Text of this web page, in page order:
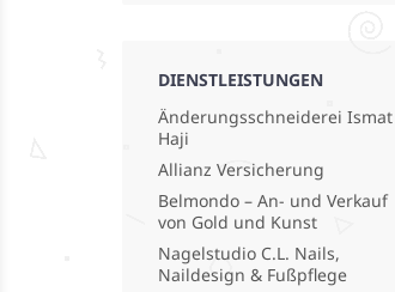
DIENSTLEISTUNGEN
Änderungsschneiderei Ismat
Haji
Allianz Versicherung
Belmondo – An- und Verkauf
von Gold und Kunst
Nagelstudio C.L. Nails,
Naildesign & Fußpflege